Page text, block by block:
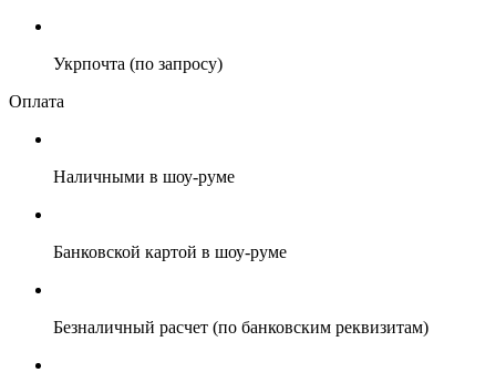
Укрпочта (по запросу)
Оплата
Наличными в шоу-руме
Банковской картой в шоу-руме
Безналичный расчет (по банковским реквизитам)